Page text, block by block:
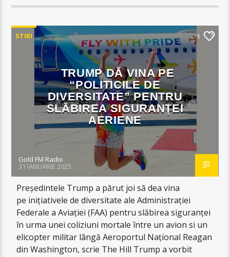
STIRI 1
TRUMP DĂ VINA PE
“POLITICILE DE
DIVERSITATE” PENTRU
SLĂBIREA SIGURANȚEI
AERIENE
Gold FM Radio
31 IANUARIE 2025
Președintele Trump a părut joi să dea vina
pe inițiativele de diversitate ale Administrației
Federale a Aviației (FAA) pentru slăbirea siguranței
în urma unei coliziuni mortale între un avion si un
elicopter militar lângă Aeroportul Național Reagan
din Washington, scrie The Hill Trump a vorbit